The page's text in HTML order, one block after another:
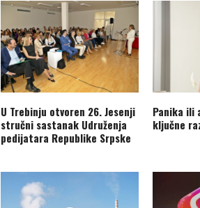
U Trebinju otvoren 26. Jesenji
stručni sastanak Udruženja
pedijatara Republike Srpske
Panika ili
ključne